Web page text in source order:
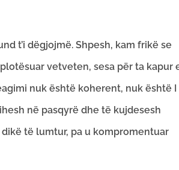
t’i dëgjojmë. Shpesh, kam frikë se
vetveten, sesa për ta kapur
nuk është koherent, nuk është I
në pasqyrë dhe të kujdesesh
të lumtur, pa u kompromentuar